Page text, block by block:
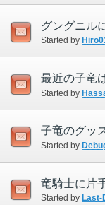
グングニル
Started by
Started by
子竜のグッ
Started by
Started by Last-